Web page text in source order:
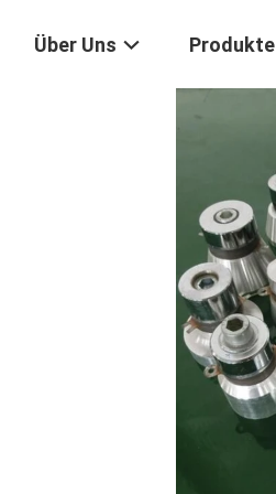
Über Uns Produkte